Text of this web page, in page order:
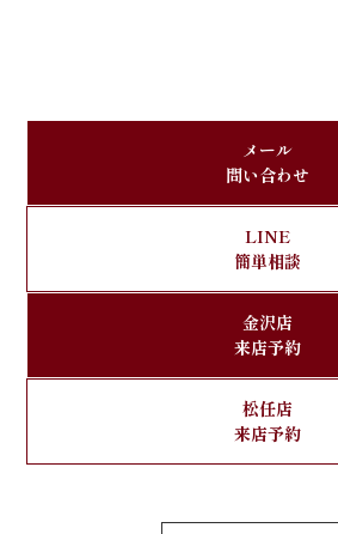
メール
問い合わせ
LINE
簡単相談
金沢店
来店予約
松任店
来店予約